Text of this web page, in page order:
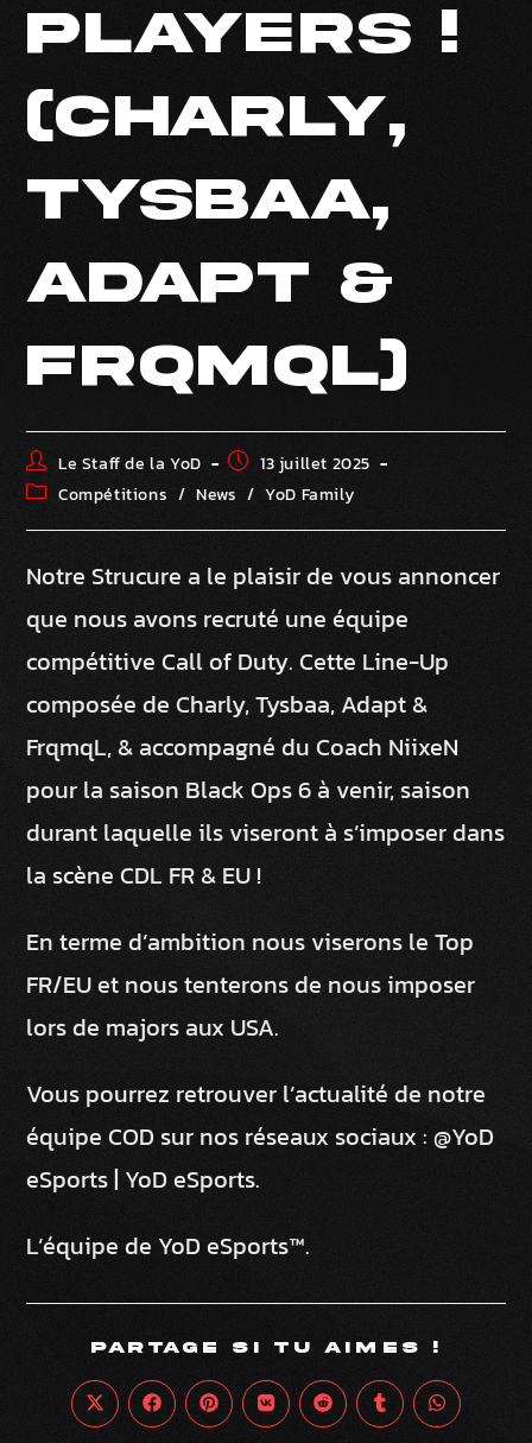
PLAYERS !
(CHARLY,
TYSBAA,
ADAPT &
FRQMQL)
Le Staff de la YoD
13 juillet 2025
Compétitions / News / YoD Family
Notre Strucure a le plaisir de vous annoncer
que nous avons recruté une équipe
compétitive Call of Duty. Cette Line-Up
composée de Charly, Tysbaa, Adapt &
FrqmqL, & accompagné du Coach NiixeN
pour la saison Black Ops 6 à venir, saison
durant laquelle ils viseront à s’imposer dans
la scène CDL FR & EU !
En terme d’ambition nous viserons le Top
FR/EU et nous tenterons de nous imposer
lors de majors aux USA.
Vous pourrez retrouver l’actualité de notre
équipe COD sur nos réseaux sociaux : @YoD
eSports | YoD eSports.
L’équipe de YoD eSports™.
PARTAGE SI TU AIMES !